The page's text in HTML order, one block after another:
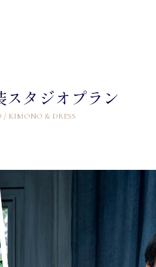
スタジオプラン
/ KIMONO & DRESS